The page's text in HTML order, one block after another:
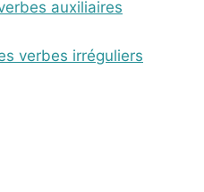
auxiliaires
verbes irréguliers